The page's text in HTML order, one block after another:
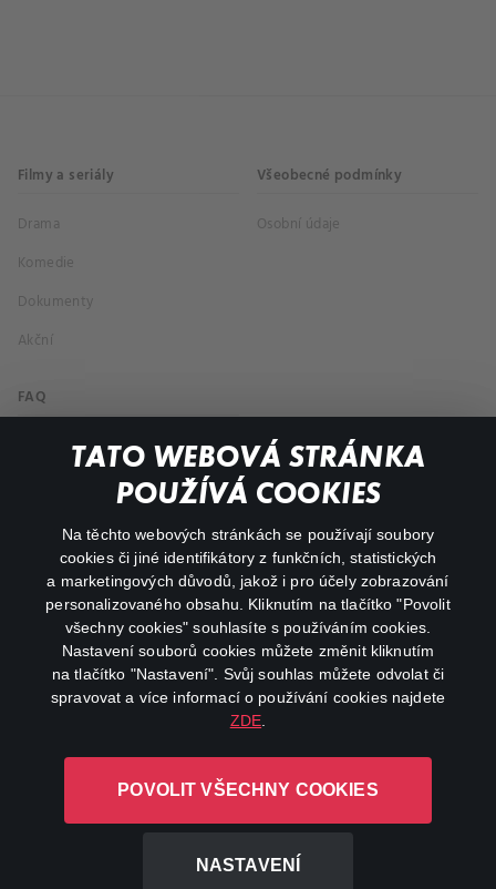
TATO WEBOVÁ STRÁNKA
POUŽÍVÁ COOKIES
Na těchto webových stránkách se používají soubory
cookies či jiné identifikátory z funkčních, statistických
a marketingových důvodů, jakož i pro účely zobrazování
personalizovaného obsahu. Kliknutím na tlačítko "Povolit
všechny cookies" souhlasíte s používáním cookies.
Nastavení souborů cookies můžete změnit kliknutím
na tlačítko "Nastavení". Svůj souhlas můžete odvolat či
spravovat a více informací o používání cookies najdete
ZDE
POVOLIT VŠECHNY COOKIES
NASTAVENÍ
Filmy a seriály
Drama
Komedie
Dokumenty
Akční
Všeobecné podmínky
Osobní údaje
FAQ
Můj účet
Důležité odkazy
facebookinstagram
youtube
L-1246 Luxembourg R.C.S.